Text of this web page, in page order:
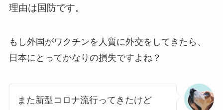
理由は国防です。
もし外国がワクチンを人質に外交をしてきたら、
日本にとってかなりの損失ですよね？
また新型コロナ流行ってきたけど